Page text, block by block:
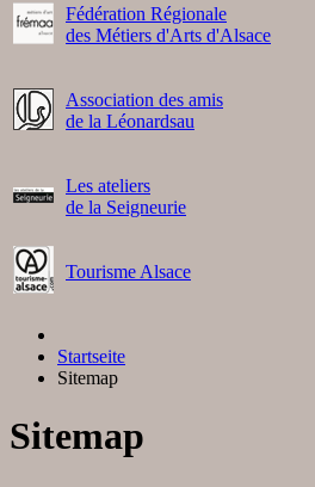
Fédération Régionale
des Métiers d'Arts d'Alsace
Association des amis
de la Léonardsau
Les ateliers
de la Seigneurie
Tourisme Alsace
Startseite
Sitemap
Sitemap